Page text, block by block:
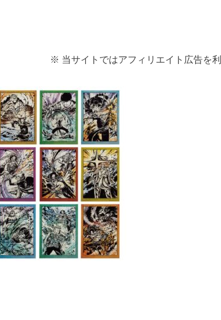
※ 当サイトではアフィリエイト広告を